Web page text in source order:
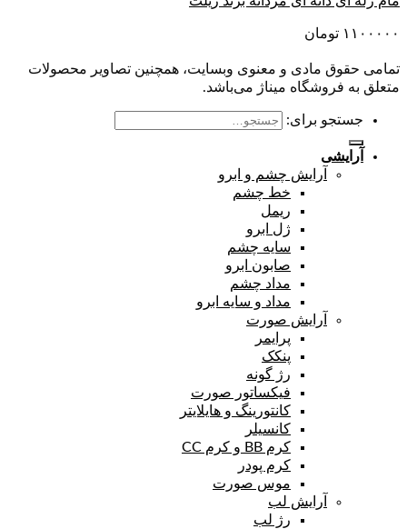
۱۱۰۰۰۰۰ تومان
تمامی حقوق مادی و معنوی وبسایت، همچنین تصاویر محصولات
متعلق به فروشگاه میناژ می‌باشد.
جستجو برای:
آرایشی
آرایش چشم و ابرو
خط چشم
ریمل
ژل ابرو
سایه چشم
صابون ابرو
مداد چشم
مداد و سایه ابرو
آرایش صورت
پرایمر
پنکک
رژ گونه
فیکساتور صورت
کانتورینگ و هایلایتر
کانسیلر
کرم BB و کرم CC
کرم پودر
موس صورت
آرایش لب
رژ لب